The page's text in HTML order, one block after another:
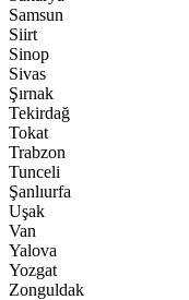
Samsun
Siirt
Sinop
Sivas
Şırnak
Tekirdağ
Tokat
Trabzon
Tunceli
Şanlıurfa
Uşak
Van
Yalova
Yozgat
Zonguldak